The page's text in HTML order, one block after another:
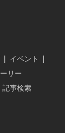
イベント
リー
記事検索